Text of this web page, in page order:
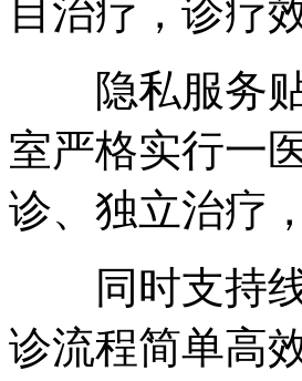
目治疗，诊疗
隐私服务贴
室严格实行一
诊、独立治疗
同时支持线
诊流程简单高